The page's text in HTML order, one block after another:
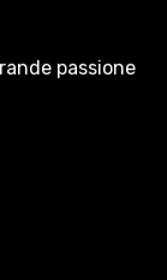
passione